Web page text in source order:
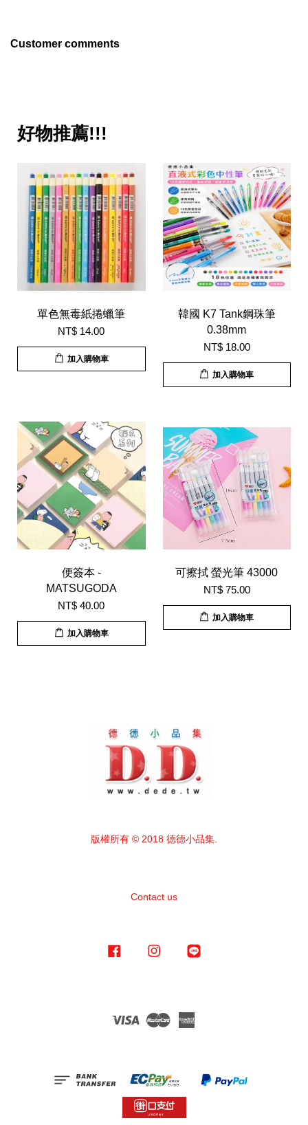
Customer comments
好物推薦!!!
單色無毒紙捲蠟筆
NT$ 14.00
加入購物車
韓國 K7 Tank鋼珠筆
0.38mm
NT$ 18.00
加入購物車
便簽本 -
MATSUGODA
NT$ 40.00
加入購物車
可擦拭 螢光筆 43000
NT$ 75.00
加入購物車
版權所有 © 2018 德德小品集.
Contact us
Facebook Instagram
Visa Master